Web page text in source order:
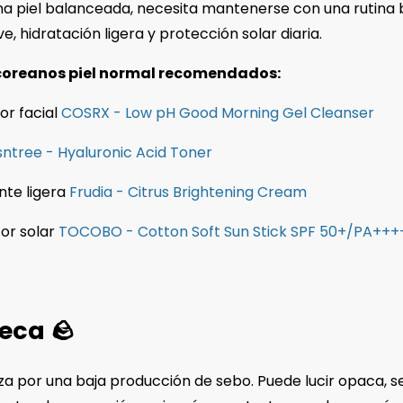
piel balanceada, necesita mantenerse con una rutina
hidratación ligera y protección solar diaria.
piel normal recomendados:
facialCOSRX - Low pH Good Morning Gel Cleanser
- Hyaluronic Acid Toner
ligera Frudia - Citrus Brightening Cream
solar TOCOBO - Cotton Soft Sun Stick SPF 50+/
🪨
por una baja producción de sebo. Puede lucir opaca,